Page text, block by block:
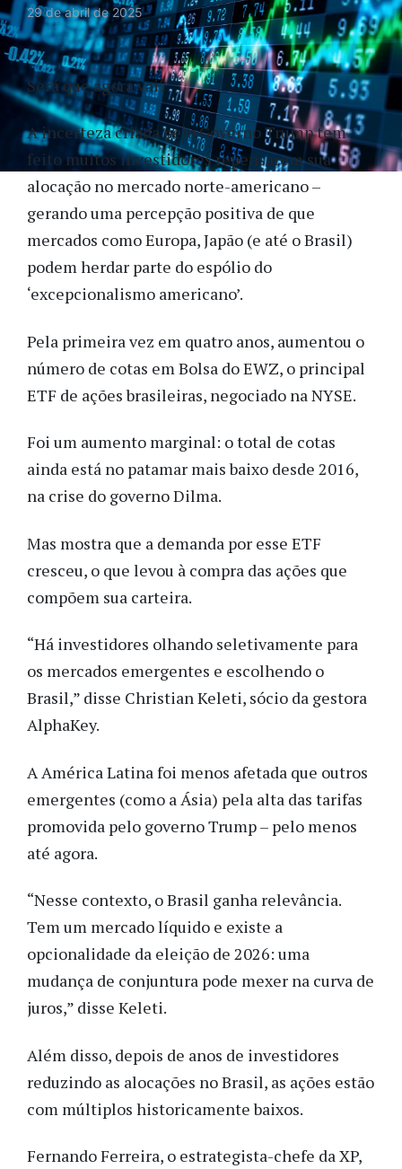
29 de abril de 2025
Será que agora vai?
A incerteza criada pelo Governo Trump tem
feito muitos investidores repensarem sua
alocação no mercado norte-americano –
gerando uma percepção positiva de que
mercados como Europa, Japão (e até o Brasil)
podem herdar parte do espólio do
‘excepcionalismo americano’.
Pela primeira vez em quatro anos, aumentou o
número de cotas em Bolsa do EWZ, o principal
ETF de ações brasileiras, negociado na NYSE.
Foi um aumento marginal: o total de cotas
ainda está no patamar mais baixo desde 2016,
na crise do governo Dilma.
Mas mostra que a demanda por esse ETF
cresceu, o que levou à compra das ações que
compõem sua carteira.
“Há investidores olhando seletivamente para
os mercados emergentes e escolhendo o
Brasil,” disse Christian Keleti, sócio da gestora
AlphaKey.
A América Latina foi menos afetada que outros
emergentes (como a Ásia) pela alta das tarifas
promovida pelo governo Trump – pelo menos
até agora.
“Nesse contexto, o Brasil ganha relevância.
Tem um mercado líquido e existe a
opcionalidade da eleição de 2026: uma
mudança de conjuntura pode mexer na curva de
juros,” disse Keleti.
Além disso, depois de anos de investidores
reduzindo as alocações no Brasil, as ações estão
com múltiplos historicamente baixos.
Fernando Ferreira, o estrategista-chefe da XP,